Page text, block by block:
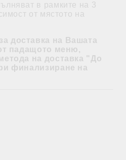
в рамките на 3
от мястото на
доставка на Вашата
падащото меню,
на доставка "До
финализиране на